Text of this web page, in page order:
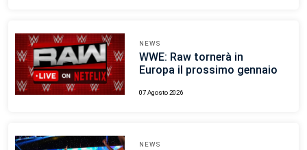
NEWS
WWE: Raw tornerà in
Europa il prossimo gennaio
07 Agosto 2026
NEWS